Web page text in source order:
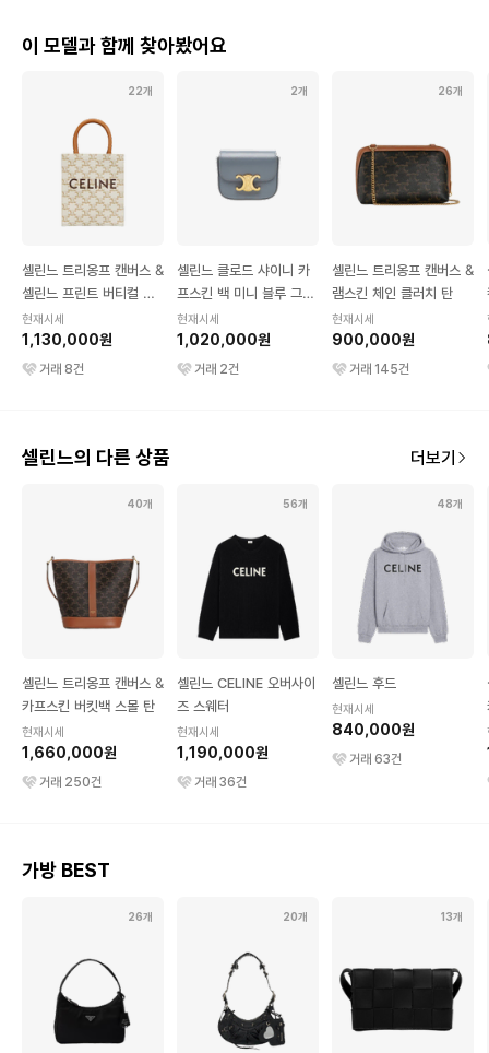
이 모델과 함께 찾아봤어요
22개
셀린느 트리옹프 캔버스 &
셀린느 프린트 버티컬 카
바스 미니 화이트
현재시세
1,130,000원
거래 8건
2개
셀린느 클로드 샤이니 카
프스킨 백 미니 블루 그레
이
현재시세
1,020,000원
거래 2건
26개
셀린느 트리옹프 캔버스 &
램스킨 체인 클러치 탄
현재시세
900,000원
거래 145건
셀린느의 다른 상품 더보기
40개
셀린느 트리옹프 캔버스 &
카프스킨 버킷백 스몰 탄
현재시세
1,660,000원
거래 250건
56개
셀린느 CELINE 오버사이
즈 스웨터
현재시세
1,190,000원
거래 36건
48개
셀린느 후드
현재시세
840,000원
거래 63건
가방 BEST
26개 20개 13개